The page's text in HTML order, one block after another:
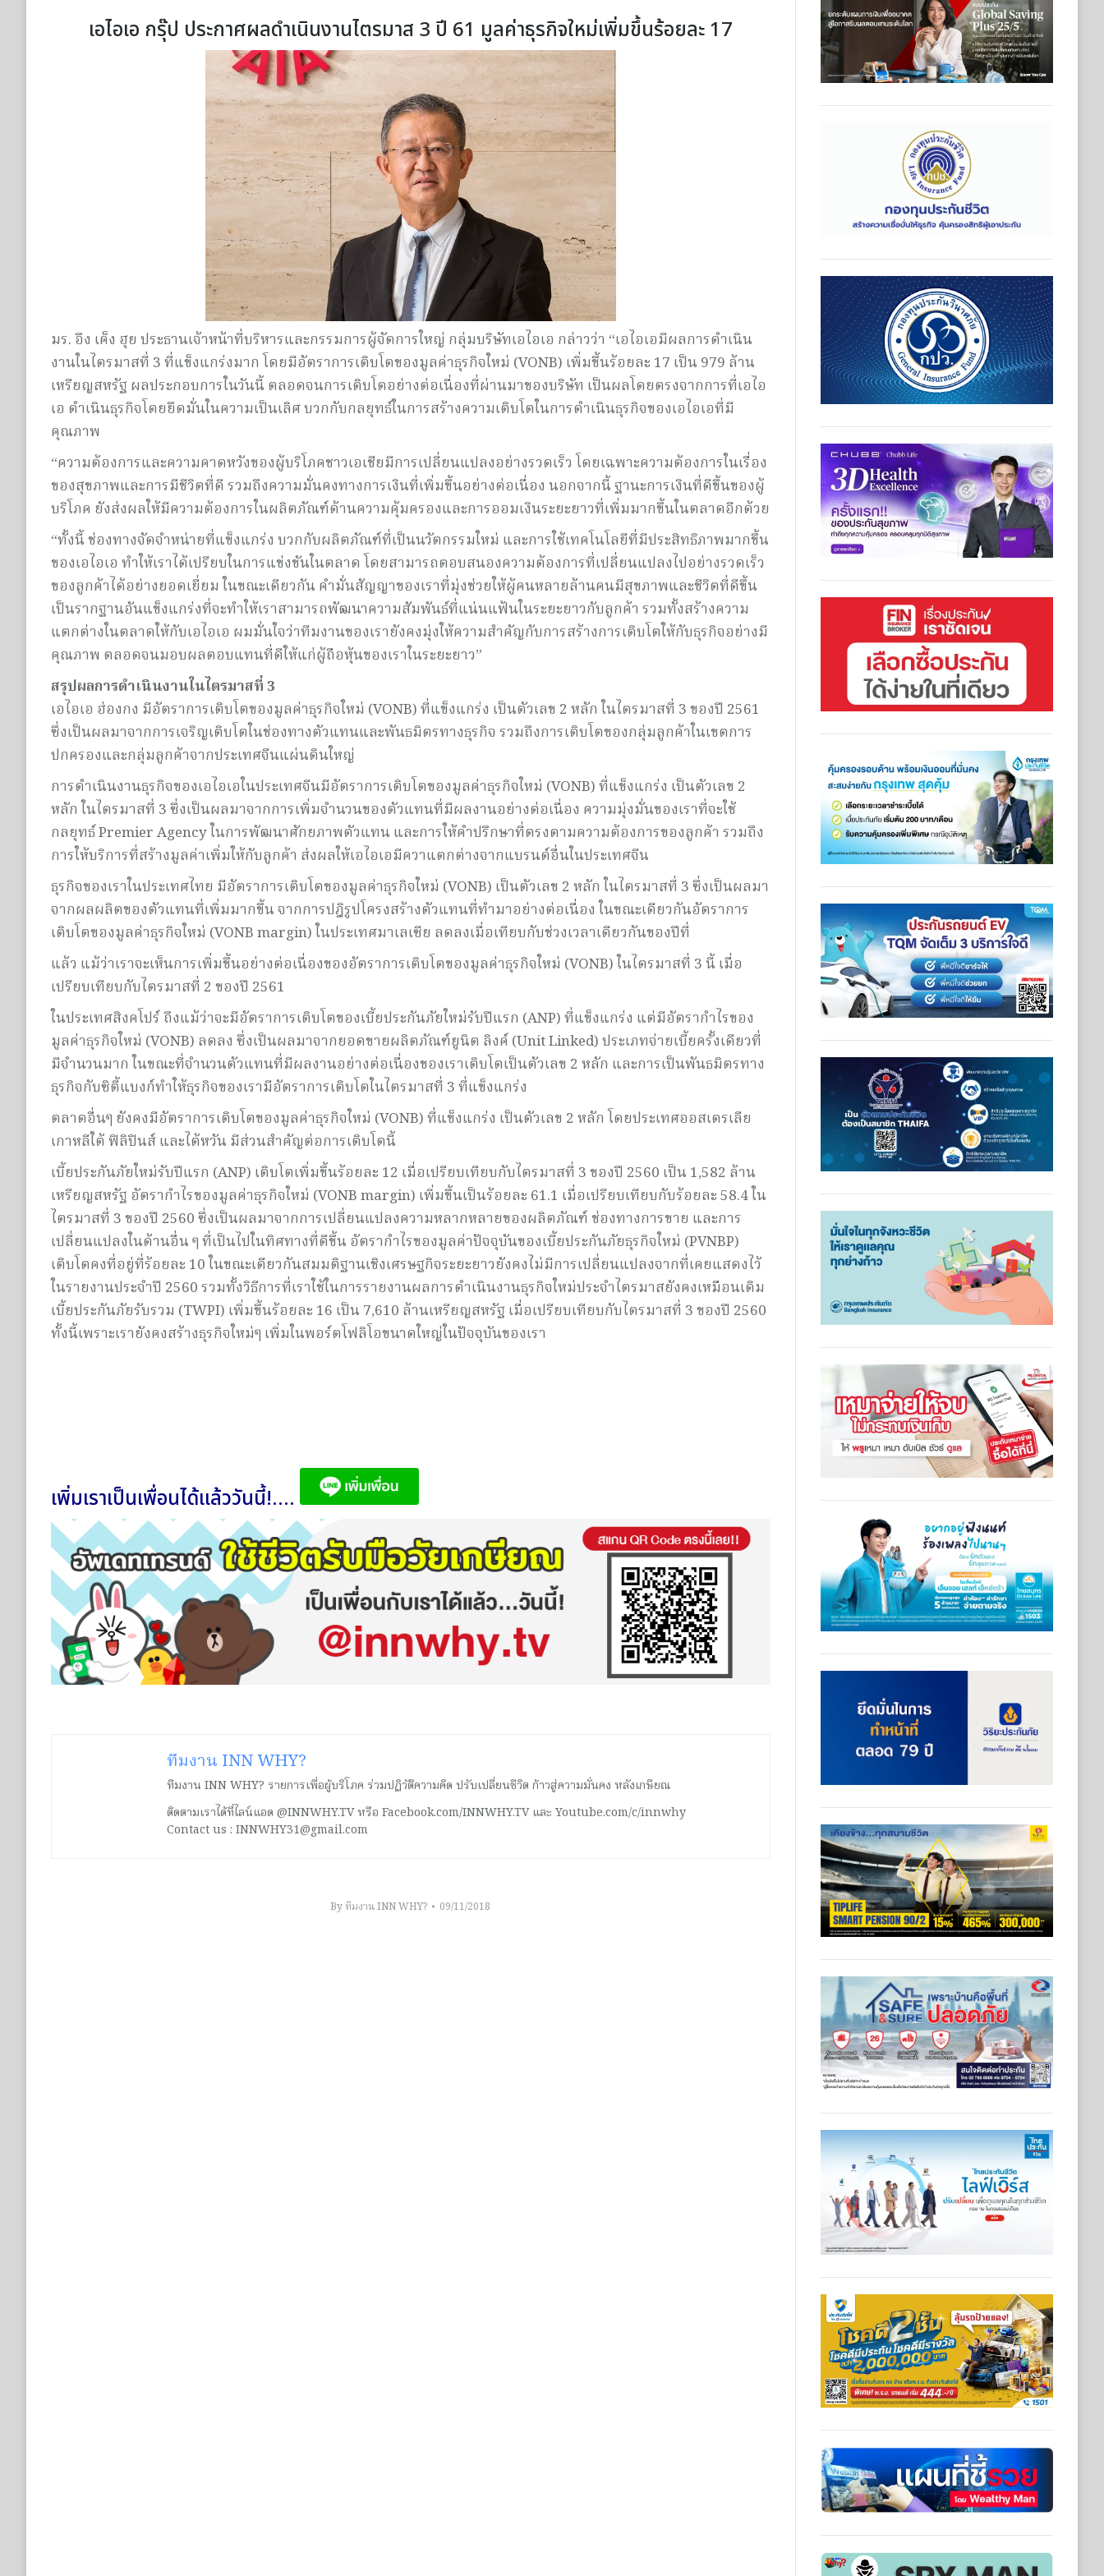
เอไอเอ กรุ๊ป ประกาศผลดำเนินงานไตรมาส 3 ปี 61 มูลค่าธุรกิจใหม่เพิ่มขึ้นร้อยละ 17
มร. อึง เค็ง ฮุย ประธานเจ้าหน้าที่บริหารและกรรมการผู้จัดการใหญ่ กลุ่มบริษัทเอไอเอ กล่าวว่า “เอไอเอมีผลการดำเนิน
งานในไตรมาสที่ 3 ที่แข็งแกร่งมาก โดยมีอัตราการเติบโตของมูลค่าธุรกิจใหม่ (VONB) เพิ่มขึ้นร้อยละ 17 เป็น 979 ล้าน
เหรียญสหรัฐ ผลประกอบการในวันนี้ ตลอดจนการเติบโตอย่างต่อเนื่องที่ผ่านมาของบริษัท เป็นผลโดยตรงจากการที่เอไอ
เอ ดำเนินธุรกิจโดยยึดมั่นในความเป็นเลิศ บวกกับกลยุทธ์ในการสร้างความเติบโตในการดำเนินธุรกิจของเอไอเอที่มี
คุณภาพ
“ความต้องการและความคาดหวังของผู้บริโภคชาวเอเชียมีการเปลี่ยนแปลงอย่างรวดเร็ว โดยเฉพาะความต้องการในเรื่อง
ของสุขภาพและการมีชีวิตที่ดี รวมถึงความมั่นคงทางการเงินที่เพิ่มขึ้นอย่างต่อเนื่อง นอกจากนี้ ฐานะการเงินที่ดีขึ้นของผู้
บริโภค ยังส่งผลให้มีความต้องการในผลิตภัณฑ์ด้านความคุ้มครองและการออมเงินระยะยาวที่เพิ่มมากขึ้นในตลาดอีกด้วย
“ทั้งนี้ ช่องทางจัดจำหน่ายที่แข็งแกร่ง บวกกับผลิตภัณฑ์ที่เป็นนวัตกรรมใหม่ และการใช้เทคโนโลยีที่มีประสิทธิภาพมากขึ้น
ของเอไอเอ ทำให้เราได้เปรียบในการแข่งขันในตลาด โดยสามารถตอบสนองความต้องการที่เปลี่ยนแปลงไปอย่างรวดเร็ว
ของลูกค้าได้อย่างยอดเยี่ยม ในขณะเดียวกัน คำมั่นสัญญาของเราที่มุ่งช่วยให้ผู้คนหลายล้านคนมีสุขภาพและชีวิตที่ดีขึ้น
เป็นรากฐานอันแข็งแกร่งที่จะทำให้เราสามารถพัฒนาความสัมพันธ์ที่แน่นแฟ้นในระยะยาวกับลูกค้า รวมทั้งสร้างความ
แตกต่างในตลาดให้กับเอไอเอ ผมมั่นใจว่าทีมงานของเรายังคงมุ่งให้ความสำคัญกับการสร้างการเติบโตให้กับธุรกิจอย่างมี
คุณภาพ ตลอดจนมอบผลตอบแทนที่ดีให้แก่ผู้ถือหุ้นของเราในระยะยาว”
สรุปผลการดำเนินงานในไตรมาสที่ 3
เอไอเอ ฮ่องกง มีอัตราการเติบโตของมูลค่าธุรกิจใหม่ (VONB) ที่แข็งแกร่ง เป็นตัวเลข 2 หลัก ในไตรมาสที่ 3 ของปี 2561
ซึ่งเป็นผลมาจากการเจริญเติบโตในช่องทางตัวแทนและพันธมิตรทางธุรกิจ รวมถึงการเติบโตของกลุ่มลูกค้าในเขตการ
ปกครองและกลุ่มลูกค้าจากประเทศจีนแผ่นดินใหญ่
การดำเนินงานธุรกิจของเอไอเอในประเทศจีนมีอัตราการเติบโตของมูลค่าธุรกิจใหม่ (VONB) ที่แข็งแกร่ง เป็นตัวเลข 2
หลัก ในไตรมาสที่ 3 ซึ่งเป็นผลมาจากการเพิ่มจำนวนของตัวแทนที่มีผลงานอย่างต่อเนื่อง ความมุ่งมั่นของเราที่จะใช้
กลยุทธ์ Premier Agency ในการพัฒนาศักยภาพตัวแทน และการให้คำปรึกษาที่ตรงตามความต้องการของลูกค้า รวมถึง
การให้บริการที่สร้างมูลค่าเพิ่มให้กับลูกค้า ส่งผลให้เอไอเอมีควาแตกต่างจากแบรนด์อื่นในประเทศจีน
ธุรกิจของเราในประเทศไทย มีอัตราการเติบโตของมูลค่าธุรกิจใหม่ (VONB) เป็นตัวเลข 2 หลัก ในไตรมาสที่ 3 ซึ่งเป็นผลมา
จากผลผลิตของตัวแทนที่เพิ่มมากขึ้น จากการปฎิรูปโครงสร้างตัวแทนที่ทำมาอย่างต่อเนื่อง ในขณะเดียวกันอัตราการ
เติบโตของมูลค่าธุรกิจใหม่ (VONB margin) ในประเทศมาเลเซีย ลดลงเมื่อเทียบกับช่วงเวลาเดียวกันของปีที่
แล้ว แม้ว่าเราจะเห็นการเพิ่มขึ้นอย่างต่อเนื่องของอัตราการเติบโตของมูลค่าธุรกิจใหม่ (VONB) ในไตรมาสที่ 3 นี้ เมื่อ
เปรียบเทียบกับไตรมาสที่ 2 ของปี 2561
ในประเทศสิงคโปร์ ถึงแม้ว่าจะมีอัตราการเติบโตของเบี้ยประกันภัยใหม่รับปีแรก (ANP) ที่แข็งแกร่ง แต่มีอัตรากำไรของ
มูลค่าธุรกิจใหม่ (VONB) ลดลง ซึ่งเป็นผลมาจากยอดขายผลิตภัณฑ์ยูนิต ลิงค์ (Unit Linked) ประเภทจ่ายเบี้ยครั้งเดียวที่
มีจำนวนมาก ในขณะที่จำนวนตัวแทนที่มีผลงานอย่างต่อเนื่องของเราเติบโตเป็นตัวเลข 2 หลัก และการเป็นพันธมิตรทาง
ธุรกิจกับซิตี้แบงก์ทำให้ธุรกิจของเรามีอัตราการเติบโตในไตรมาสที่ 3 ที่แข็งแกร่ง
ตลาดอื่นๆ ยังคงมีอัตราการเติบโตของมูลค่าธุรกิจใหม่ (VONB) ที่แข็งแกร่ง เป็นตัวเลข 2 หลัก โดยประเทศออสเตรเลีย
เกาหลีใต้ ฟิลิปินส์ และไต้หวัน มีส่วนสำคัญต่อการเติบโตนี้
เบี้ยประกันภัยใหม่รับปีแรก (ANP) เติบโตเพิ่มขึ้นร้อยละ 12 เมื่อเปรียบเทียบกับไตรมาสที่ 3 ของปี 2560 เป็น 1,582 ล้าน
เหรียญสหรัฐ อัตรากำไรของมูลค่าธุรกิจใหม่ (VONB margin) เพิ่มขึ้นเป็นร้อยละ 61.1 เมื่อเปรียบเทียบกับร้อยละ 58.4 ใน
ไตรมาสที่ 3 ของปี 2560 ซึ่งเป็นผลมาจากการเปลี่ยนแปลงความหลากหลายของผลิตภัณฑ์ ช่องทางการขาย และการ
เปลี่ยนแปลงในด้านอื่น ๆ ที่เป็นไปในทิศทางที่ดีขึ้น อัตรากำไรของมูลค่าปัจจุบันของเบี้ยประกันภัยธุรกิจใหม่ (PVNBP)
เติบโตคงที่อยู่ที่ร้อยละ 10 ในขณะเดียวกันสมมติฐานเชิงเศรษฐกิจระยะยาวยังคงไม่มีการเปลี่ยนแปลงจากที่เคยแสดงไว้
ในรายงานประจำปี 2560 รวมทั้งวิธีการที่เราใช้ในการรายงานผลการดำเนินงานธุรกิจใหม่ประจำไตรมาสยังคงเหมือนเดิม
เบี้ยประกันภัยรับรวม (TWPI) เพิ่มขึ้นร้อยละ 16 เป็น 7,610 ล้านเหรียญสหรัฐ เมื่อเปรียบเทียบกับไตรมาสที่ 3 ของปี 2560
ทั้งนี้เพราะเรายังคงสร้างธุรกิจใหม่ๆ เพิ่มในพอร์ตโฟลิโอขนาดใหญ่ในปัจจุบันของเรา
เพิ่มเราเป็นเพื่อนได้แล้ววันนี้!....
ทีมงาน INN WHY?
ทีมงาน INN WHY? รายการเพื่อผู้บริโภค ร่วมปฏิวัติความคิด ปรับเปลี่ยนชีวิต ก้าวสู่ความมั่นคง หลังเกษียณ
ติดตามเราได้ที่ไลน์แอด @INNWHY.TV หรือ Facebook.com/INNWHY.TV และ Youtube.com/c/innwhy
Contact us : INNWHY31@gmail.com
Byทีมงาน INN WHY? 09/11/2018